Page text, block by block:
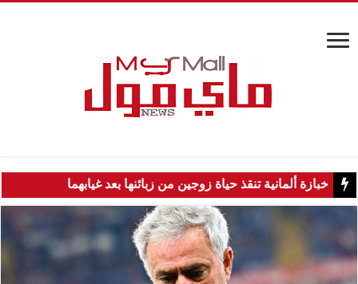
خبازة ألمانية تنقذ حياة زوجين من زبائنها بعد غيابهما